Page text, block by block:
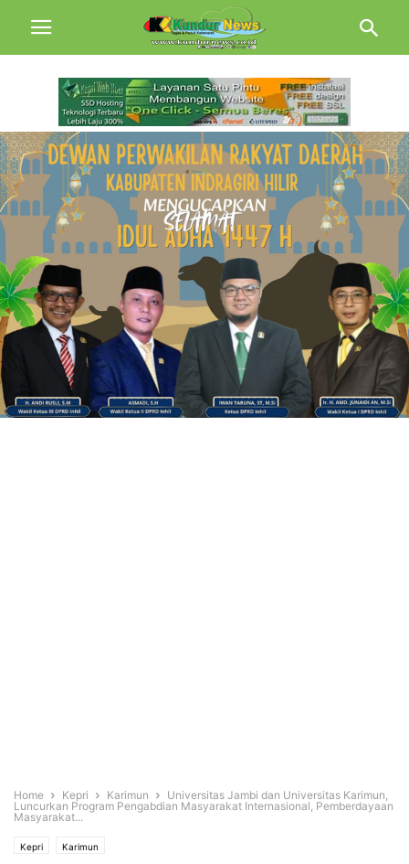
Home Kepri Karimun
Universitas Jambi dan Universitas Karimun,
Luncurkan Program Pengabdian Masyarakat Internasional, Pemberdayaan
Masyarakat...
Kepri Karimun